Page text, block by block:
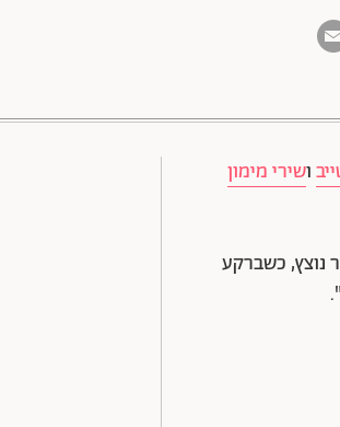
ושירי מימון
נוצץ, כשברקע